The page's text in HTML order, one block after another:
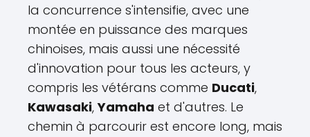
la concurrence s'intensifie, avec une
montée en puissance des marques
chinoises, mais aussi une nécessité
d'innovation pour tous les acteurs, y
compris les vétérans comme Ducati,
Kawasaki,Yamaha et d'autres. Le
chemin à parcourir est encore long, mais